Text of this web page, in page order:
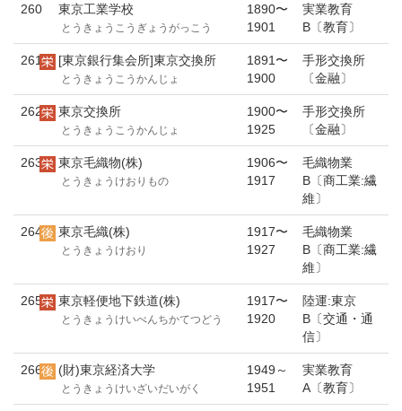
260 東京工業学校
とうきょうこうぎょうがっこう
1890〜
1901
実業教育
B〔教育〕
261 [東京銀行集会所]東京交換所
とうきょうこうかんじょ
1891〜
1900
手形交換所
〔金融〕
262 東京交換所
とうきょうこうかんじょ
1900〜
1925
手形交換所
〔金融〕
263 東京毛織物(株)
とうきょうけおりもの
1906〜
1917
毛織物業
B〔商工業:繊
維〕
264 東京毛織(株)
とうきょうけおり
1917〜
1927
毛織物業
B〔商工業:繊
維〕
265 東京軽便地下鉄道(株)
とうきょうけいべんちかてつどう
1917〜
1920
陸運:東京
B〔交通・通
信〕
266 (財)東京経済大学
とうきょうけいざいだいがく
1949～
1951
実業教育
A〔教育〕